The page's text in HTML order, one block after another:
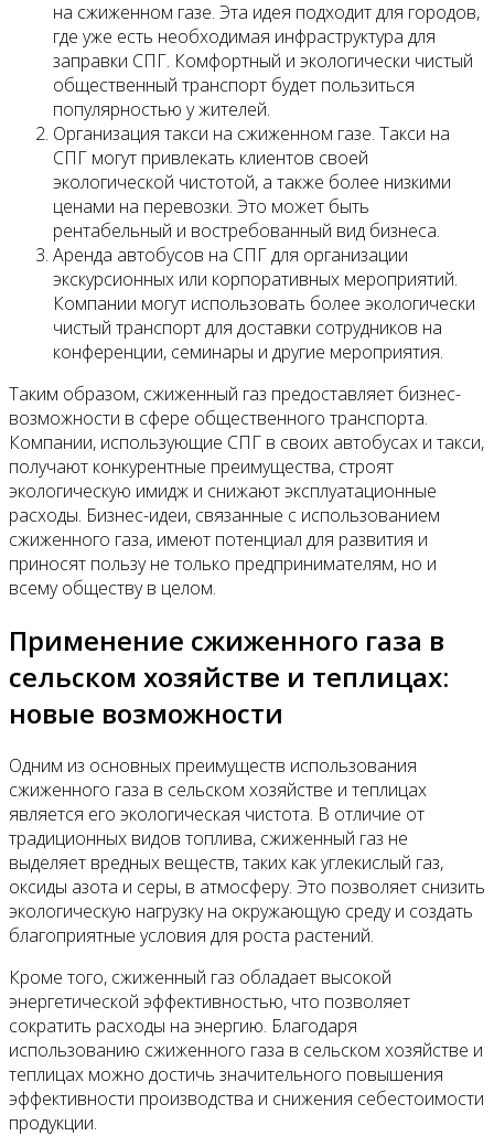
на сжиженном газе. Эта идея подходит для городов,
где уже есть необходимая инфраструктура для
заправки СПГ. Комфортный и экологически чистый
общественный транспорт будет пользиться
популярностью у жителей.
Организация такси на сжиженном газе. Такси на
СПГ могут привлекать клиентов своей
экологической чистотой, а также более низкими
ценами на перевозки. Это может быть
рентабельный и востребованный вид бизнеса.
Аренда автобусов на СПГ для организации
экскурсионных или корпоративных мероприятий.
Компании могут использовать более экологически
чистый транспорт для доставки сотрудников на
конференции, семинары и другие мероприятия.
Таким образом, сжиженный газ предоставляет бизнес-
возможности в сфере общественного транспорта.
Компании, использующие СПГ в своих автобусах и такси,
получают конкурентные преимущества, строят
экологическую имидж и снижают эксплуатационные
расходы. Бизнес-идеи, связанные с использованием
сжиженного газа, имеют потенциал для развития и
приносят пользу не только предпринимателям, но и
всему обществу в целом.
Применение сжиженного газа в
сельском хозяйстве и теплицах:
новые возможности
Одним из основных преимуществ использования
сжиженного газа в сельском хозяйстве и теплицах
является его экологическая чистота. В отличие от
традиционных видов топлива, сжиженный газ не
выделяет вредных веществ, таких как углекислый газ,
оксиды азота и серы, в атмосферу. Это позволяет снизить
экологическую нагрузку на окружающую среду и создать
благоприятные условия для роста растений.
Кроме того, сжиженный газ обладает высокой
энергетической эффективностью, что позволяет
сократить расходы на энергию. Благодаря
использованию сжиженного газа в сельском хозяйстве и
теплицах можно достичь значительного повышения
эффективности производства и снижения себестоимости
продукции.